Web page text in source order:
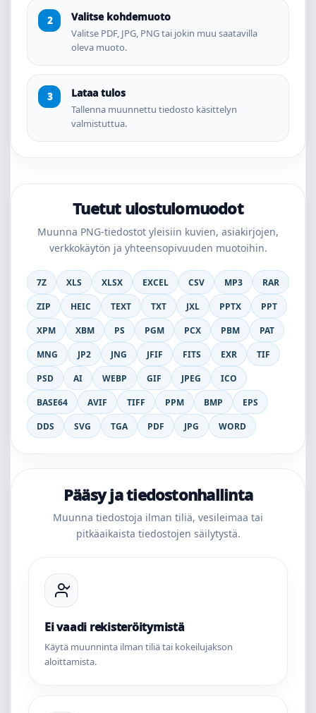
Valitse kohdemuoto
Valitse PDF, JPG, PNG tai jokin muu saatavilla
oleva muoto.
Lataa tulos
Tallenna muunnettu tiedosto käsittelyn
valmistuttua.
Tuetut ulostulomuodot
Muunna PNG-tiedostot yleisiin kuvien, asiakirjojen,
verkkokäytön ja yhteensopivuuden muotoihin.
7Z XLS XLSX EXCEL CSV MP3
RAR
ZIP
HEIC TEXT TXT JXL PPTX
PPT
XPM
XBM PS PGM PCX PBM
PAT
MNG
JP2 JNG JFIF FITS EXR
TIF
PSD
AI WEBP GIF JPEG
ICO
BASE64
AVIF TIFF PPM BMP
EPS
DDS
SVG TGA PDF JPG WORD
Pääsy ja tiedostonhallinta
Muunna tiedostoja ilman tiliä, vesileimaa tai
pitkäaikaista tiedostojen säilytystä.
Ei vaadi rekisteröitymistä
Käytä muunninta ilman tiliä tai kokeilujakson
aloittamista.